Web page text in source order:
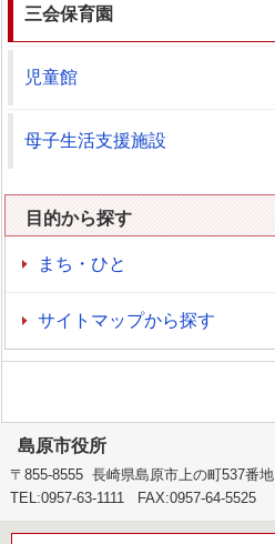
三会保育園
児童館
母子生活支援施設
目的から探す
まち・ひと
サイトマップから探す
島原市役所
〒855-8555 長崎県島原市上の町537番地
TEL:0957-63-1111 FAX:0957-64-5525